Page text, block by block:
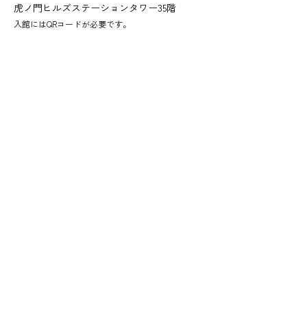
虎ノ門ヒルズステーションタワー35階
入館にはQRコードが必要です。